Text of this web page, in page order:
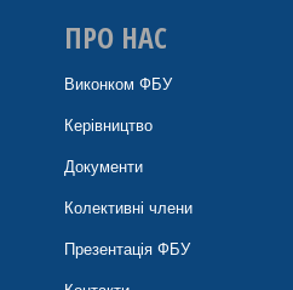
ПРО НАС
Виконком ФБУ
Керівництво
Документи
Колективні члени
Презентація ФБУ